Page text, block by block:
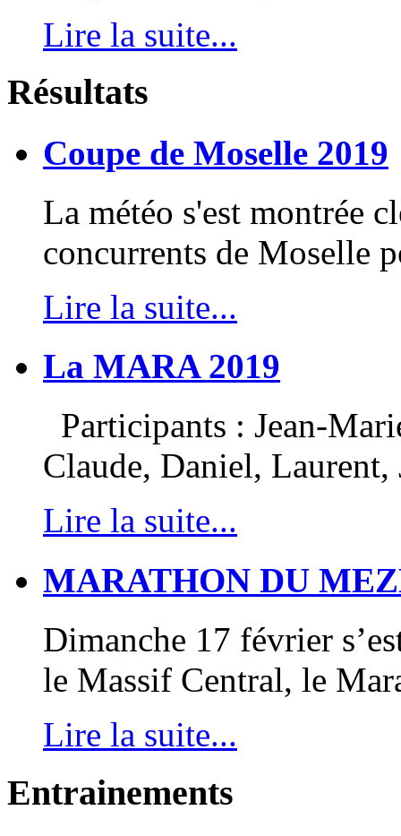
Lire la suite...
Résultats
Coupe de Moselle 2019
La météo s'est montrée
concurrents de Moselle
Lire la suite...
La MARA 2019
Participants : Jean-
Claude, Daniel,
Lire la suite...
MARATHON DU
Dimanche 17 février
le Massif Central, le
Lire la suite...
Entrainements